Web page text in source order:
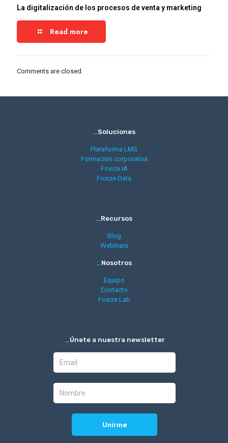
La digitalización de los procesos de venta y marketing
Read more
Comments are closed.
_Soluciones
Plataforma LMS
Formación corporativa
Foxize IA
Foxize Data
_Recursos
Blog
Webinars
_Nosotros
Equipo
Contacto
Foxize Lab
_Únete a nuestra newsletter